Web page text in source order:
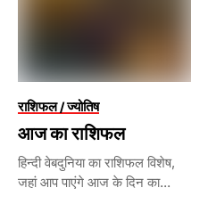
राशिफल / ज्योतिष
आज का राशिफल
हिन्दी वेबदुनिया का राशिफल विशेष,
जहां आप पाएंगे आज के दिन का...